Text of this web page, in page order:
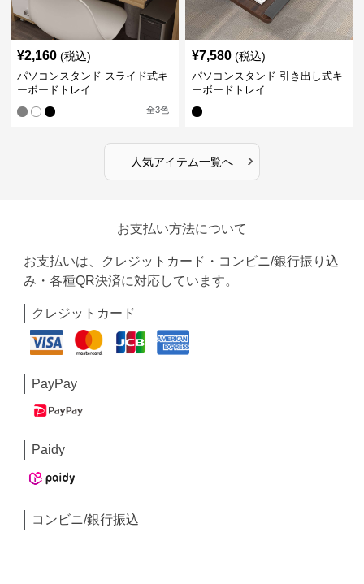
¥2,160 (税込)
パソコンスタンド スライド式キ
ーボードトレイ
全3色
¥7,580 (税込)
パソコンスタンド 引き出し式キ
ーボードトレイ
人気アイテム一覧へ ›
お支払い方法について
お支払いは、クレジットカード・コンビニ/銀行振り込
み・各種QR決済に対応しています。
クレジットカード
PayPay
Paidy
コンビニ/銀行振込